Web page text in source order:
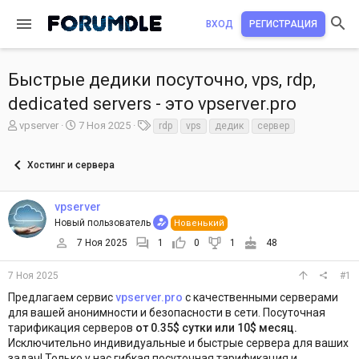
ВХОД РЕГИСТРАЦИЯ
Быстрые дедики посуточно, vps, rdp,
dedicated servers - это vpserver.pro
А
о
т
е
м
ы
vpserver
Д
а
ч
а
л
7 Ноя 2025 rdp vps дедик сервер
Хостинг и сервера
vpserver
Новый пользователь Новенький
7 Ноя 2025 1 0 1 48
7 Ноя 2025 #1
Предлагаем сервисvpserver.pro с качественными серверами
для вашей анонимности и безопасности в сети. Посуточная
тарификация серверов от 0.35$ сутки или 10$ месяц.
Исключительно индивидуальные и быстрые сервера для ваших